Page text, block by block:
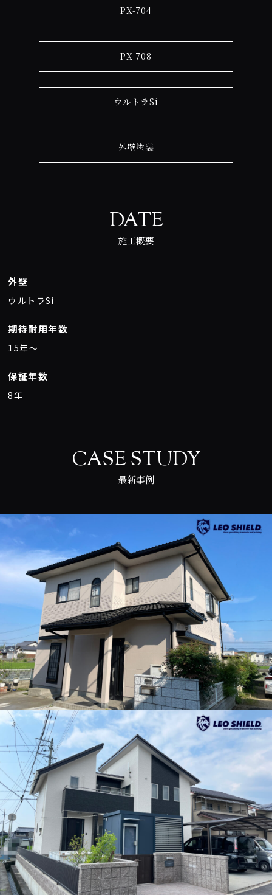
PX-704
PX-708
ウルトラSi
外壁塗装
DATE
施工概要
外壁
ウルトラSi
期待耐用年数
15年〜
保証年数
8年
CASE STUDY
最新事例